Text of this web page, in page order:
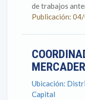
de trabajos
Publicación:
Ubicación:
Capital